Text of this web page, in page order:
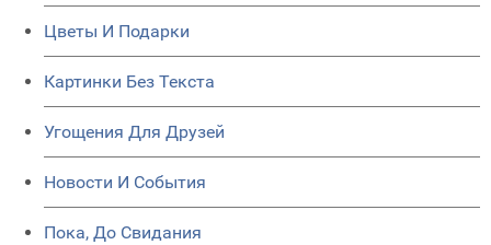
Цветы И Подарки
Картинки Без Текста
Угощения Для Друзей
Новости И События
Пока, До Свидания